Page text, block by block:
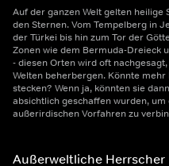
Auf der ganzen Welt gelten heilige
den Sternen. Vom Tempelberg in
der Türkei bis hin zum Tor der
Zonen wie dem Bermuda-Dreieck
- diesen Orten wird oft
Welten beherbergen. Könnte
stecken? Wenn ja, könnten sie
absichtlich geschaffen wurden,
außerirdischen Vorfahren zu
Außerweltliche Herrscher